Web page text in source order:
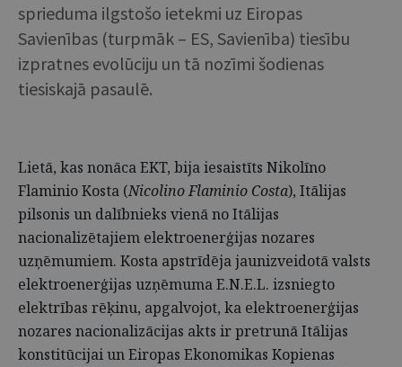
sprieduma ilgstošo ietekmi uz Eiropas
Savienības (turpmāk – ES, Savienība) tiesību
izpratnes evolūciju un tā nozīmi šodienas
tiesiskajā pasaulē.
Lietā, kas nonāca EKT, bija iesaistīts Nikolīno
Flaminio Kosta (Nicolino Flaminio Costa), Itālijas
pilsonis un dalībnieks vienā no Itālijas
nacionalizētajiem elektroenerģijas nozares
uzņēmumiem. Kosta apstrīdēja jaunizveidotā valsts
elektroenerģijas uzņēmuma E.N.E.L. izsniegto
elektrības rēķinu, apgalvojot, ka elektroenerģijas
nozares nacionalizācijas akts ir pretrunā Itālijas
konstitūcijai un Eiropas Ekonomikas Kopienas